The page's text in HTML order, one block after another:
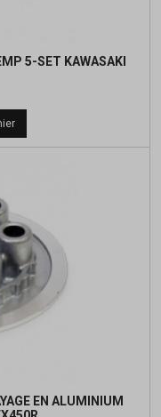
5-SET KAWASAKI
EN ALUMINIUM